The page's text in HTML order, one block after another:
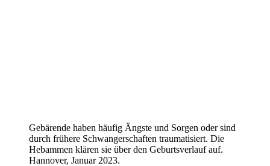
Gebärende haben häufig Ängste und Sorgen oder sind
durch frühere Schwangerschaften traumatisiert. Die
Hebammen klären sie über den Geburtsverlauf auf.
Hannover, Januar 2023.